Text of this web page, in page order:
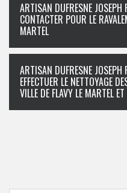
ARTISAN DUFRESNE
CONTACTER POUR LE
MARTEL
ARTISAN DUFRESNE
EFFECTUER LE NETTOYAGE
VILLE DE FLAVY LE MARTEL